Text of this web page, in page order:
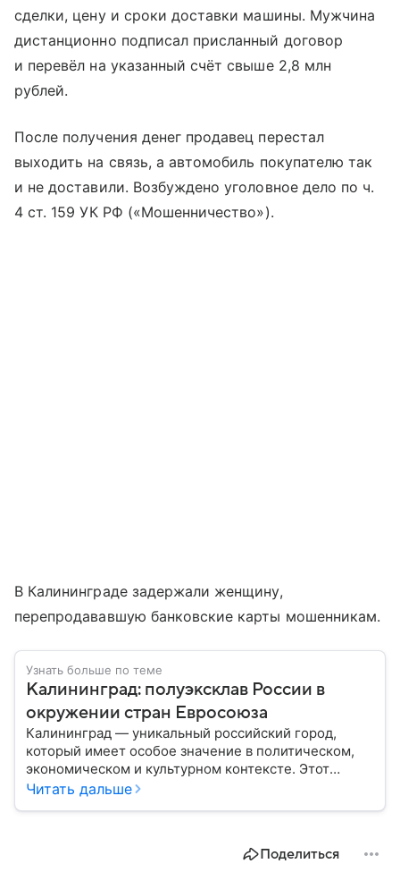
сделки, цену и сроки доставки машины. Мужчина
дистанционно подписал присланный договор
и перевёл на указанный счёт свыше 2,8 млн
рублей.
После получения денег продавец перестал
выходить на связь, а автомобиль покупателю так
и не доставили. Возбуждено уголовное дело по ч.
4 ст. 159 УК РФ («Мошенничество»).
В Калининграде задержали женщину,
перепродававшую банковские карты мошенникам.
Узнать больше по теме
Калининград: полуэксклав России в
окружении стран Евросоюза
Калининград — уникальный российский город,
который имеет особое значение в политическом,
экономическом и культурном контексте. Этот
город, расположенный в самом сердце Европы,
Читать дальше
Поделиться